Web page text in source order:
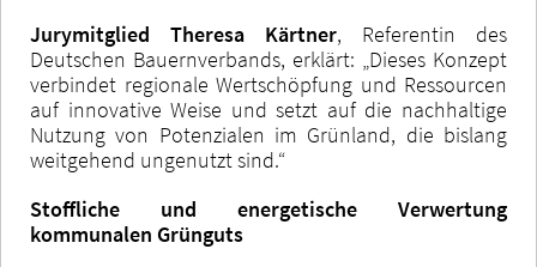
Jurymitglied Theresa Kärtner, Referentin des
Deutschen Bauernverbands, erklärt: „Dieses Konzept
verbindet regionale Wertschöpfung und Ressourcen
auf innovative Weise und setzt auf die nachhaltige
Nutzung von Potenzialen im Grünland, die bislang
weitgehend ungenutzt sind.“
Stoffliche und energetische Verwertung
kommunalen Grünguts